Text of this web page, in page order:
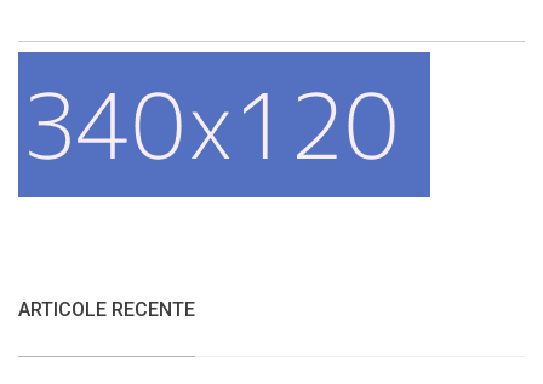
ARTICOLE RECENTE